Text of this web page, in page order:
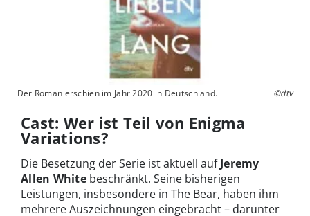
Der Roman erschien im Jahr 2020 in Deutschland. ©dtv
Cast: Wer ist Teil von Enigma
Variations?
Die Besetzung der Serie ist aktuell aufJeremy
Allen Whitebeschränkt. Seine bisherigen
Leistungen, insbesondere in The Bear, haben ihm
mehrere Auszeichnungen eingebracht – darunter